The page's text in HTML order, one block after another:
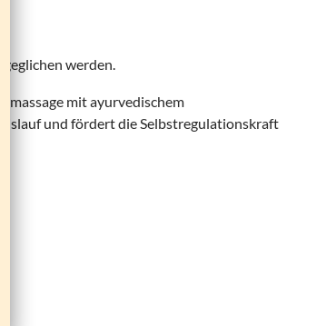
werden.
mit ayurvedischem
und fördert die Selbstregulationskraft